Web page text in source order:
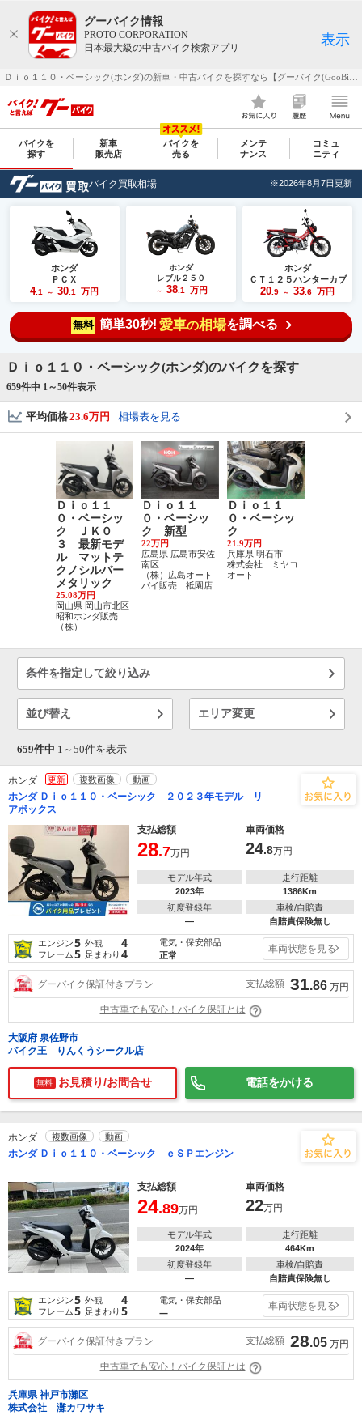
グーバイク情報
PROTO CORPORATION
日本最大級の中古バイク検索アプリ
表示
バイクを
探す
新車
販売店
バイクを
売る
メンテ
ナンス
コミュ
ニティ
バイク買取相場 ※2026年8月7日更新
ホンダ
ＰＣＸ
4.1 ～ 30 .1 万円
ホンダ
レブル２５０
～ 38.1 万円
ホンダ
ＣＴ１２５ハンターカブ
20 .9 ～ 33 .6 万円
無料 簡単30秒! 愛車の相場を調べる
Ｄｉｏ１１０・ベーシック(ホンダ)のバイクを探す
659件中 1～50件表示
平均価格23.6万円 相場表を見る
Ｄｉｏ１１
０・ベーシッ
ク ＪＫ０
３ 最新モデ
ル マットテ
クノシルバー
メタリック
25.08万円
岡山県 岡山市北区
昭和ホンダ販売
（株）
Ｄｉｏ１１
０・ベーシッ
ク 新型
22万円
広島県 広島市安佐
南区
（株）広島オート
バイ販売 祇園店
Ｄｉｏ１１
０・ベーシッ
ク
21.9万円
兵庫県 明石市
株式会社 ミヤコ
オート
条件を指定して絞り込み
並び替え エリア変更
659件中 1～ 50件を表示
ホンダ 更新 複数画像 動画
ホンダ Ｄｉｏ１１０・ベーシック ２０２３年モデル リ
アボックス
支払総額
車両価格
28.7万円 24.8万円
モデル年式
2023年
走行距離
1386Km
初度登録年
―
車検/自賠責
自賠責保険無し
エンジン5 外観 4
フレーム5 足まわり 4
電気・保安部品
正常
車両状態を見る
グーバイク保証付きプラン 支払総額 31.86 万円
中古車でも安心！バイク保証とは
大阪府 泉佐野市
バイク王 りんくうシークル店
無料 お見積り/お問合せ 電話をかける
ホンダ 複数画像 動画
ホンダ Ｄｉｏ１１０・ベーシック ｅＳＰエンジン
支払総額 車両価格
24.89万円 22万円
モデル年式
2024年
走行距離
464Km
初度登録年
―
車検/自賠責
自賠責保険無し
エンジン5 外観 4
フレーム5 足まわり 5
電気・保安部品
―
車両状態を見る
グーバイク保証付きプラン 支払総額 28.05 万円
中古車でも安心！バイク保証とは
兵庫県 神戸市灘区
株式会社 灘カワサキ